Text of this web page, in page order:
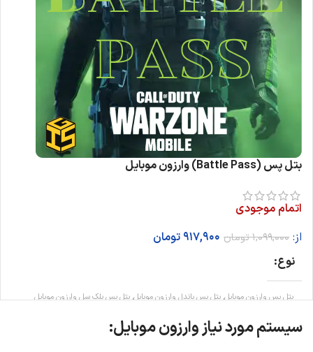
بتل پس (Battle Pass) وارزون موبایل
اتمام موجودی
از: 1,099,000تومان 917,900 تومان
نوع
بتل پس وارزون موبایل, بتل پس باندل وارزون موبایل, بتل پس بلک سل وارزون موبایل
سیستم مورد نیاز وارزون موبایل: